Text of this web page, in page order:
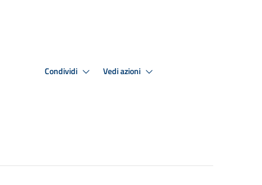
Condividi Vedi azioni